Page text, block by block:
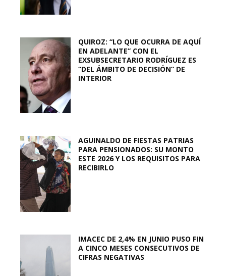
QUIROZ: “LO QUE OCURRA DE AQUÍ
EN ADELANTE” CON EL
EXSUBSECRETARIO RODRÍGUEZ ES
“DEL ÁMBITO DE DECISIÓN” DE
INTERIOR
AGUINALDO DE FIESTAS PATRIAS
PARA PENSIONADOS: SU MONTO
ESTE 2026 Y LOS REQUISITOS PARA
RECIBIRLO
IMACEC DE 2,4% EN JUNIO PUSO FIN
A CINCO MESES CONSECUTIVOS DE
CIFRAS NEGATIVAS